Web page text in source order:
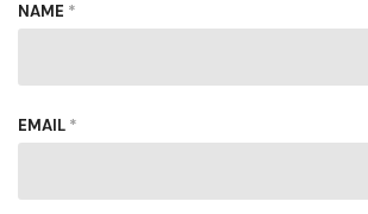
NAME *
EMAIL *